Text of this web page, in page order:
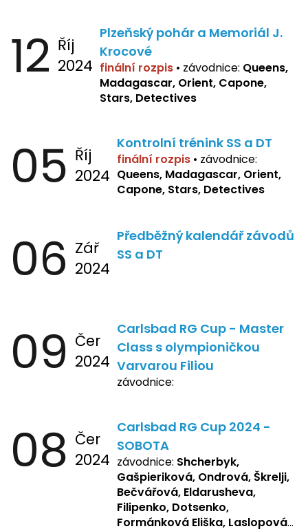
12 Říj
2024
Plzeňský pohár a Memoriál J.
Krocové
finální rozpis • závodnice: Queens,
Madagascar, Orient, Capone,
Stars, Detectives
05 Říj
2024
Kontrolní trénink SS a DT
finální rozpis • závodnice:
Queens, Madagascar, Orient,
Capone, Stars, Detectives
06 Zář
2024
Předběžný kalendář závodů
SS a DT
09 Čer
2024
Carlsbad RG Cup - Master
Class s olympioničkou
Varvarou Filiou
závodnice:
08 Čer
2024
Carlsbad RG Cup 2024 -
SOBOTA
závodnice: Shcherbyk,
Gašpieriková, Ondrová, Škrelji,
Bečvářová, Eldarusheva,
Filipenko, Dotsenko,
Formánková Eliška, Laslopová